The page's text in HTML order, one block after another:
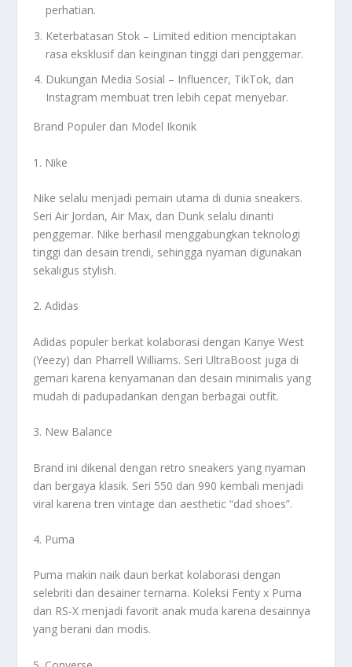
perhatian.
Keterbatasan Stok – Limited edition menciptakan
rasa eksklusif dan keinginan tinggi dari penggemar.
Dukungan Media Sosial – Influencer, TikTok, dan
Instagram membuat tren lebih cepat menyebar.
Brand Populer dan Model Ikonik
1. Nike
Nike selalu menjadi pemain utama di dunia sneakers.
Seri Air Jordan, Air Max, dan Dunk selalu dinanti
penggemar. Nike berhasil menggabungkan teknologi
tinggi dan desain trendi, sehingga nyaman digunakan
sekaligus stylish.
2. Adidas
Adidas populer berkat kolaborasi dengan Kanye West
(Yeezy) dan Pharrell Williams. Seri UltraBoost juga di
gemari karena kenyamanan dan desain minimalis yang
mudah di padupadankan dengan berbagai outfit.
3. New Balance
Brand ini dikenal dengan retro sneakers yang nyaman
dan bergaya klasik. Seri 550 dan 990 kembali menjadi
viral karena tren vintage dan aesthetic “dad shoes”.
4. Puma
Puma makin naik daun berkat kolaborasi dengan
selebriti dan desainer ternama. Koleksi Fenty x Puma
dan RS-X menjadi favorit anak muda karena desainnya
yang berani dan modis.